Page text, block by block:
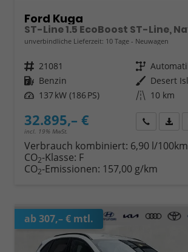
Ford Kuga
unverbindliche Lieferzeit: 10 Tage Neuwagen
Fahrzeugnr. 21081 Getriebe
Kraftstoff Benzin Außenfarbe Desert
Leistung 137 kW (186 PS) Kilometerstand 10 km
32.895,– €
incl. 19% MwSt.
Wir rufen
Verbrauch kombiniert: 6,90 l/100km
CO2-Klasse: F
CO2-Emissionen: 157,00 g/km
ab 307,– € mtl.